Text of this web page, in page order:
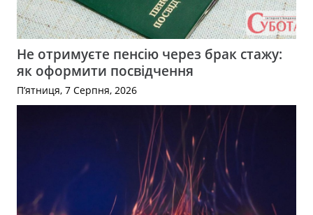
Не отримуєте пенсію через брак стажу:
як оформити посвідчення
П’ятниця, 7 Серпня, 2026